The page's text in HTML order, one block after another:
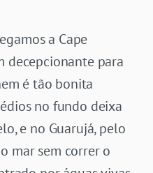
a Cape
decepcionante para
é tão bonita
no fundo deixa
e no Guarujá, pelo
mar sem correr o